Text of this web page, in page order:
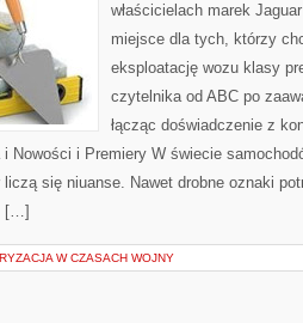
właścicielach marek
miejsce dla tych, którzy
eksploatację wozu klasy
czytelnika od ABC po
łącząc doświadczenie z
i Nowości i Premiery W świecie
liczą się niuanse. Nawet drobne oznaki
[…]
W CZASACH WOJNY